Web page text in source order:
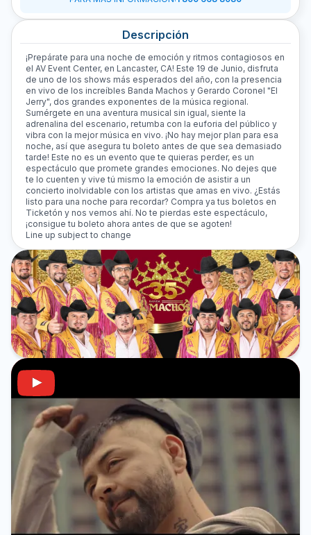
Descripción
¡Prepárate para una noche de emoción y ritmos contagiosos en
el AV Event Center, en Lancaster, CA! Este 19 de Junio, disfruta
de uno de los shows más esperados del año, con la presencia
en vivo de los increíbles Banda Machos y Gerardo Coronel "El
Jerry", dos grandes exponentes de la música regional.
Sumérgete en una aventura musical sin igual, siente la
adrenalina del escenario, retumba con la euforia del público y
vibra con la mejor música en vivo. ¡No hay mejor plan para esa
noche, así que asegura tu boleto antes de que sea demasiado
tarde! Este no es un evento que te quieras perder, es un
espectáculo que promete grandes emociones. No dejes que
te lo cuenten y vive tú mismo la emoción de asistir a un
concierto inolvidable con los artistas que amas en vivo. ¿Estás
listo para una noche para recordar? Compra ya tus boletos en
Ticketón y nos vemos ahí. No te pierdas este espectáculo,
¡consigue tu boleto ahora antes de que se agoten!
Line up subject to change